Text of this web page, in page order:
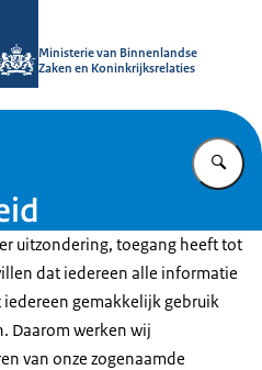
Ministerie van Binnenlandse
Zaken en Koninkrijksrelaties
uitzondering, toegang heeft tot
dat iedereen alle informatie
gemakkelijk gebruik
Daarom werken wij
van onze zogenaamde